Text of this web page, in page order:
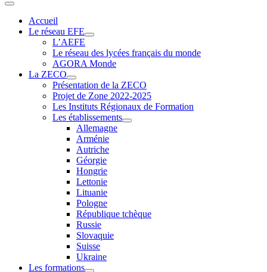
Toggle
NavigationAccueil
Le réseau EFE
L’AEFE
Le réseau des lycées français du monde
AGORA Monde
La ZECO
Présentation de la ZECO
Projet de Zone 2022-2025
Les Instituts Régionaux de Formation
Les établissements
Allemagne
Arménie
Autriche
Géorgie
Hongrie
Lettonie
Lituanie
Pologne
République tchèque
Russie
Slovaquie
Suisse
Ukraine
Les formations